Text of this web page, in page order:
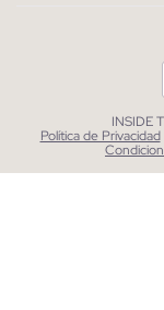
INSIDE
Política de Privacidad